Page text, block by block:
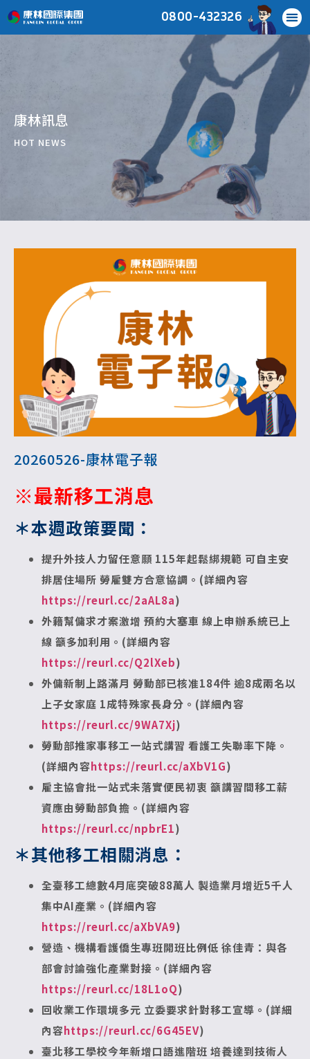
0800-432326
康林訊息
HOT NEWS
20260526-康林電子報
※最新移工消息
＊本週政策要聞：
提升外技人力留任意願 115年起鬆綁規範 可自主安
排居住場所 勞雇雙方合意協調。(詳細內容
https://reurl.cc/2aAL8a)
外籍幫傭求才案激增 預約大塞車 線上申辦系統已上
線 籲多加利用。(詳細內容
https://reurl.cc/Q2lXeb)
外傭新制上路滿月 勞動部已核准184件 逾8成兩名以
上子女家庭 1成特殊家長身分。(詳細內容
https://reurl.cc/9WA7Xj)
勞動部推家事移工一站式講習 看護工失聯率下降。
(詳細內容https://reurl.cc/aXbV1G)
雇主協會批一站式未落實便民初衷 籲講習間移工薪
資應由勞動部負擔。(詳細內容
https://reurl.cc/npbrE1)
＊其他移工相關消息：
全臺移工總數4月底突破88萬人 製造業月增近5千人
集中AI產業。(詳細內容
https://reurl.cc/aXbVA9)
營造、機構看護僑生專班開班比例低 徐佳青：與各
部會討論強化產業對接。(詳細內容
https://reurl.cc/18L1oQ)
回收業工作環境多元 立委要求針對移工宣導。(詳細
內容https://reurl.cc/6G45EV)
臺北移工學校今年新增口語進階班 培養達到技術人